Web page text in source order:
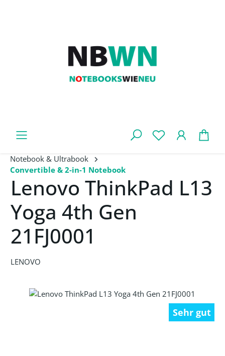
Notebook & Ultrabook
Convertible & 2-in-1 Notebook
Lenovo ThinkPad L13
Yoga 4th Gen
21FJ0001
LENOVO
Bildergalerie überspringen
Sehr gut